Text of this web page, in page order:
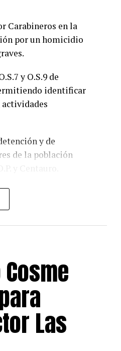
Carabineros en la
por un homicidio
y O.S.9 de
identificar
y de
de la población
Dos de ellas
30 dosis de
digitales, cinco
un rifle de aire
calibre 9
incorporados
Las